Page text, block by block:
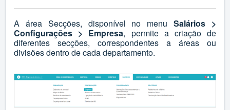
A área Secções, disponível no menuSalários >
Configurações > Empresa, permite a criação de
diferentes secções, correspondentes a áreas ou
divisões dentro de cada departamento.